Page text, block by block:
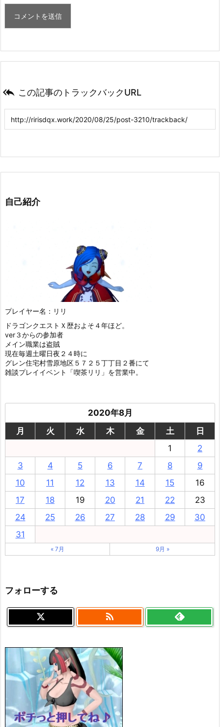
 この記事のトラックバックURL
自己紹介
プレイヤー名：リリ
ドラゴンクエストＸ歴およそ４年ほど。
ver３からの参加者
メイン職業は盗賊
現在毎週土曜日夜２４時に
グレン住宅村雪原地区５７２５丁丁目２番にて
雑談プレイイベント「喫茶リリ」を営業中。
2020年8月
月
火 水 木 金 土
日
1
2
3
4 5 6 7 8
9
10
11 12 13 14 15
16
17
18 19 20 21 22
23
24
25 26 27 28 29
30
31
« 7月 9月 »
フォローする
